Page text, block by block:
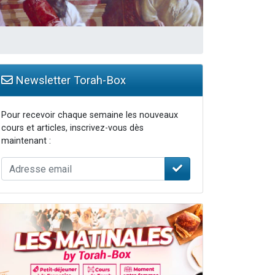
le temps
Newsletter Torah-Box
Pour recevoir chaque semaine les nouveaux
cours et articles, inscrivez-vous dès
maintenant :